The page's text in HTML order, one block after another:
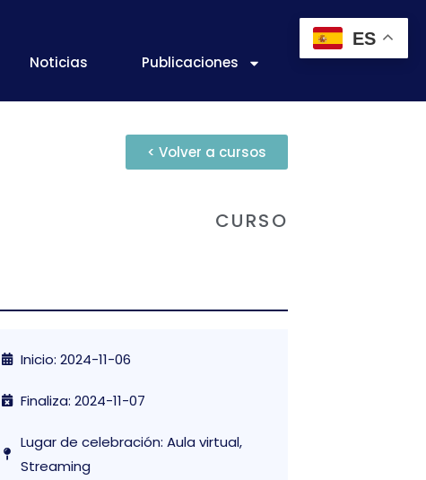
Noticias Publicaciones
< Volver a cursos
CURSO
Inicio: 2024-11-06
Finaliza: 2024-11-07
Lugar de celebración: Aula virtual,
Streaming
ES